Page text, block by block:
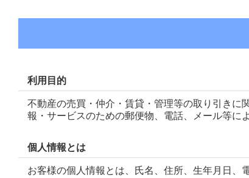
利用目的
不動産の売買・仲介・賃貸・管理等の取り引き
報・サービスのための郵便物、電話、メール等に
個人情報とは
お客様の個人情報とは、氏名、住所、生年月日、